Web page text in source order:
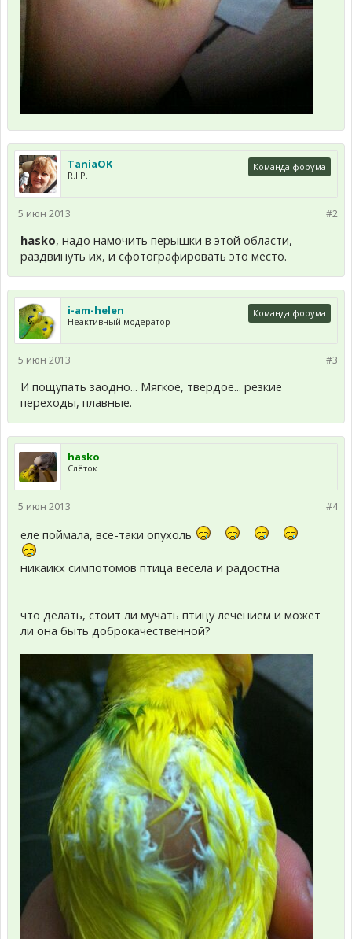
TaniaOK
R.I.P.
Команда форума
#2
5 июн 2013
hasko, надо намочить перышки в этой области,
раздвинуть их, и сфотографировать это место.
i-am-helen
Неактивный модератор
Команда форума
#3
5 июн 2013
И пощупать заодно... Мягкое, твердое... резкие
переходы, плавные.
hasko
Слёток
#4
5 июн 2013
еле поймала, все-таки опухоль
никаикх симпотомов птица весела и радостна
что делать, стоит ли мучать птицу лечением и может
ли она быть доброкачественной?